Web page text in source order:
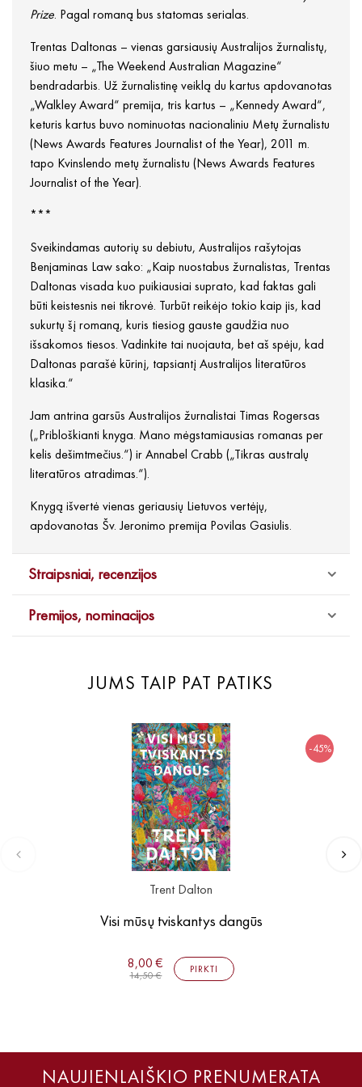
Prize. Pagal romaną bus statomas serialas.
Trentas Daltonas – vienas garsiausių Australijos žurnalistų,
šiuo metu – „The Weekend Australian Magazine“
bendradarbis. Už žurnalistinę veiklą du kartus apdovanotas
„Walkley Award“ premija, tris kartus – „Kennedy Award“,
keturis kartus buvo nominuotas nacionaliniu Metų žurnalistu
(News Awards Features Journalist of the Year), 2011 m.
tapo Kvinslendo metų žurnalistu (News Awards Features
Journalist of the Year).
***
Sveikindamas autorių su debiutu, Australijos rašytojas
Benjaminas Law sako: „Kaip nuostabus žurnalistas, Trentas
Daltonas visada kuo puikiausiai suprato, kad faktas gali
būti keistesnis nei tikrovė. Turbūt reikėjo tokio kaip jis, kad
sukurtų šį romaną, kuris tiesiog gauste gaudžia nuo
išsakomos tiesos. Vadinkite tai nuojauta, bet aš spėju, kad
Daltonas parašė kūrinį, tapsiantį Australijos literatūros
klasika.“
Jam antrina garsūs Australijos žurnalistai Timas Rogersas
(„Pribloškianti knyga. Mano mėgstamiausias romanas per
kelis dešimtmečius.“) ir Annabel Crabb („Tikras australų
literatūros atradimas.“).
Knygą išvertė vienas geriausių Lietuvos vertėjų,
apdovanotas Šv. Jeronimo premija Povilas Gasiulis.
Straipsniai, recenzijos
Premijos, nominacijos
JUMS TAIP PAT PATIKS
-45%
Trent Dalton
Visi mūsų tviskantys dangūs
8,00 €
14,50 €
PIRKTI
NAUJIENLAIŠKIO PRENUMERATA